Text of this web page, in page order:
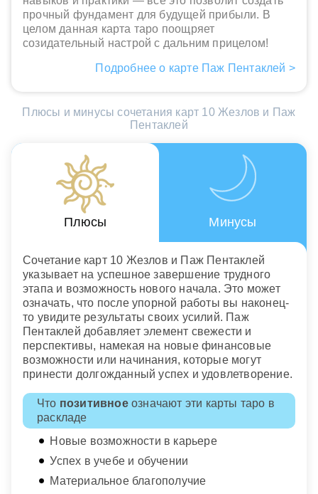
прочный фундамент для будущей прибыли. В
целом данная карта таро поощряет
созидательный настрой с дальним прицелом!
Подробнее о карте Паж Пентаклей >
Плюсы и минусы сочетания карт 10 Жезлов и Паж
Пентаклей
Плюсы Минусы
Сочетание карт 10 Жезлов и Паж Пентаклей
указывает на успешное завершение трудного
этапа и возможность нового начала. Это может
означать, что после упорной работы вы наконец-
то увидите результаты своих усилий. Паж
Пентаклей добавляет элемент свежести и
перспективы, намекая на новые финансовые
возможности или начинания, которые могут
принести долгожданный успех и удовлетворение.
Что позитивноеозначают эти карты таро в
раскладе
Новые возможности в карьере
Успех в учебе и обучении
Материальное благополучие